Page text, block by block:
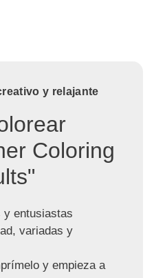
y relajante
Coloring
y entusiastas
variadas y
y empieza a